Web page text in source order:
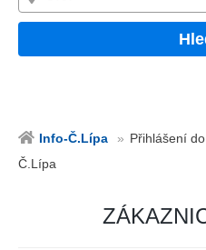
Info-Č.Lípa
Přihlášení
Č.Lípa